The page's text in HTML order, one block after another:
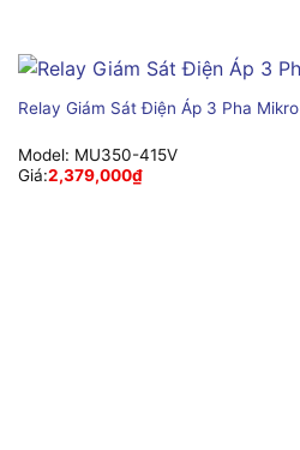
Relay Giám Sát Điện Áp 3 Pha
Model: MU350-415V
Giá:2,379,000₫